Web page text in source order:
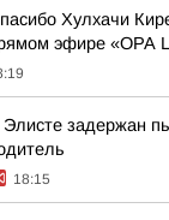
Хулхачи
эфире «ОРА
задержан
18:15